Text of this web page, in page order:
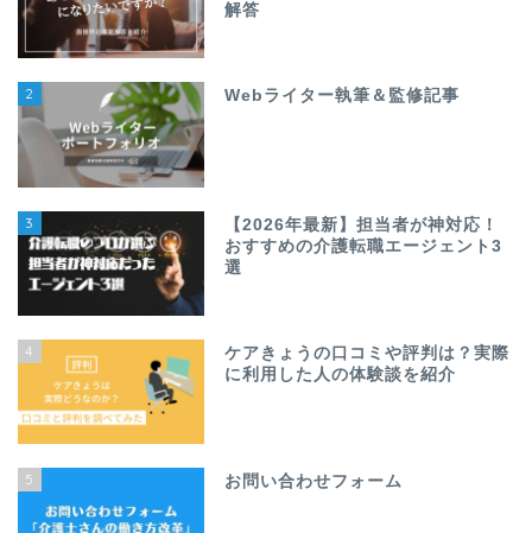
解答
2 Webライター執筆＆監修記事
3
【2026年最新】担当者が神対応！
おすすめの介護転職エージェント3
選
4
ケアきょうの口コミや評判は？実際
に利用した人の体験談を紹介
5 お問い合わせフォーム